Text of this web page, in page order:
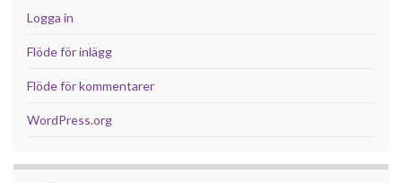
Logga in
Flöde för inlägg
Flöde för kommentarer
WordPress.org